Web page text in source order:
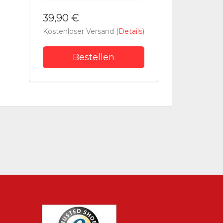
39,90 €
Kostenloser Versand (Details)
Bestellen